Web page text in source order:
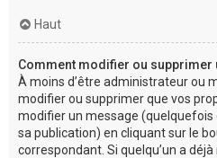
Haut
Comment modifier ou supprimer
À moins d’être administrateur ou
modifier ou supprimer que vos
modifier un message (quelquefois
sa publication) en cliquant sur le
correspondant. Si quelqu’un a